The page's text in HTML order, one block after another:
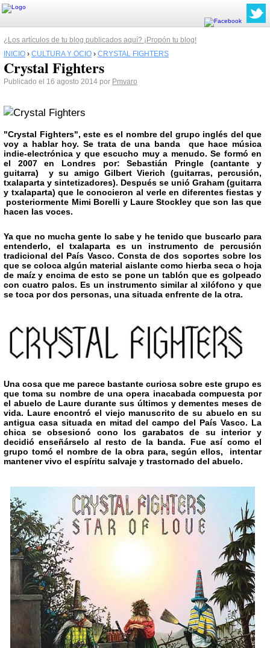
¿Los artículos de tu blog publicados aquí? ¡Propón tu blog!
INICIO › CULTURA Y OCIO › CRYSTAL FIGHTERS
Crystal Fighters
Publicado el 16 agosto 2014 por Pmvaro
"Crystal Fighters", este es el nombre del grupo inglés del que
voy a hablar hoy. Se trata de una banda que hace música
indie-electrónica y que escucho muy a menudo. Se formó en
el 2007 en Londrespor: Sebastián Pringle (cantante y
guitarra) y su amigo Gilbert Vierich (guitarras, percusión,
txalaparta y sintetizadores). Después se unió Graham (guitarra
y txalaparta) que le conocieron al verle en diferentes fiestas y
posteriormente Mimi Borelli y Laure Stockley que son las que
hacen las voces.
Ya que no mucha gente lo sabe y he tenido que buscarlo para
entenderlo, el txalaparta es un instrumento de percusión
tradicional del País Vasco. Consta de dos soportes sobre los
que se coloca algún material aislante como hierba seca o hoja
de maíz y encima de esto se pone un tablón que es golpeado
con cuatro palos. Es un instrumento similar al xilófono y que
se toca por dos personas, una situada enfrente de la otra.
Una cosa que me parece bastante curiosa sobre este grupo es
que toma su nombre de una opera inacabada compuesta por
el abuelo de Laure durante sus últimos y dementes meses de
vida. Laure encontró el viejo manuscrito de su abuelo en su
antigua casa situada en mitad del campo del País Vasco. La
chica se obsesionó cono los garabatos de su interior y
decidió enseñárselo al resto de la banda. Fue así como el
grupo tomó el nombre de la obra para, según ellos, intentar
mantener vivo el espíritu salvaje y trastornado del abuelo.